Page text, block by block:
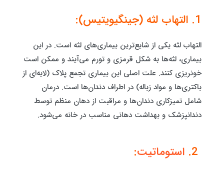
1. التهاب لثه (جینگیویتیس):
التهاب لثه یکی از شایع‌ترین بیماری‌های لثه است. در این
بیماری، لثه‌ها به شکل قرمزی و تورم می‌آیند و ممکن است
خونریزی کنند. علت اصلی این بیماری تجمع پلاک (لایه‌ای از
باکتری‌ها و مواد زباله) در اطراف دندان‌ها است. درمان
شامل تمیزکاری دندان‌ها و مراقبت از دهان منظم توسط
دندانپزشک و بهداشت دهانی مناسب در خانه می‌شود.
استوماتیت: